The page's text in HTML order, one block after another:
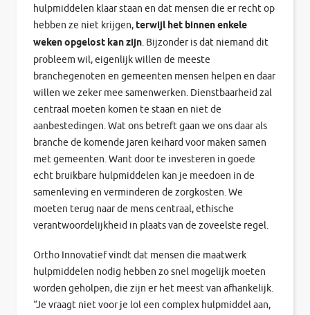
hulpmiddelen klaar staan en dat mensen die er recht op
hebben ze niet krijgen, terwijl het binnen enkele
weken opgelost kan zijn. Bijzonder is dat niemand dit
probleem wil, eigenlijk willen de meeste
branchegenoten en gemeenten mensen helpen en daar
willen we zeker mee samenwerken. Dienstbaarheid zal
centraal moeten komen te staan en niet de
aanbestedingen. Wat ons betreft gaan we ons daar als
branche de komende jaren keihard voor maken samen
met gemeenten. Want door te investeren in goede
echt bruikbare hulpmiddelen kan je meedoen in de
samenleving en verminderen de zorgkosten. We
moeten terug naar de mens centraal, ethische
verantwoordelijkheid in plaats van de zoveelste regel.
Ortho Innovatief vindt dat mensen die maatwerk
hulpmiddelen nodig hebben zo snel mogelijk moeten
worden geholpen, die zijn er het meest van afhankelijk.
“Je vraagt niet voor je lol een complex hulpmiddel aan,